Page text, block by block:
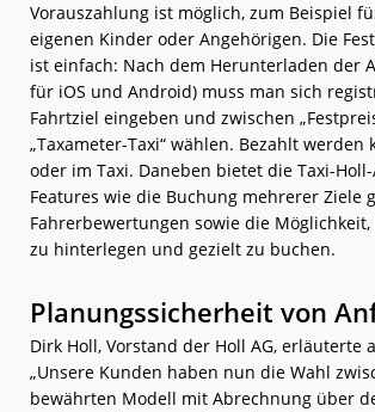
Vorauszahlung ist möglich, zum Beispiel
eigenen Kinder oder Angehörigen. Die
ist einfach: Nach dem Herunterladen der
für iOS und Android) muss man sich
Fahrtziel eingeben und zwischen
„Taxameter-Taxi“ wählen. Bezahlt werden
oder im Taxi. Daneben bietet die Taxi-
Features wie die Buchung mehrerer Ziele
Fahrerbewertungen sowie die
zu hinterlegen und gezielt zu buchen.
Planungssicherheit von
Dirk Holl, Vorstand der Holl AG, erläuterte
„Unsere Kunden haben nun die Wahl
bewährten Modell mit Abrechnung über